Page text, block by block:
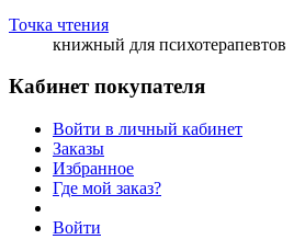
Точка чтения
книжный для психотерапевтов
Кабинет покупателя
Войти в личный кабинет
Заказы
Избранное
Где мой заказ?
Войти